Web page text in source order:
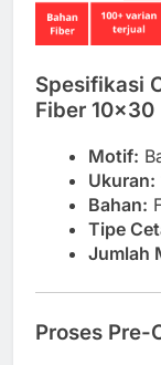
Spesifikasi
Fiber 10×30
Motif:
Ukuran:
Bahan:
Tipe
Jumlah
Proses Pre-